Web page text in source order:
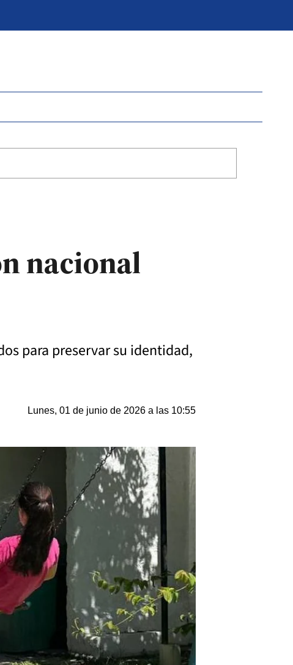
nacional
para preservar su identidad,
Lunes, 01 de junio de 2026 a las 10:55